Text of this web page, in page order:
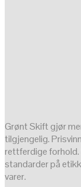
Grønt Skift gjør
tilgjengelig.
rettferdige
standarder på
varer.